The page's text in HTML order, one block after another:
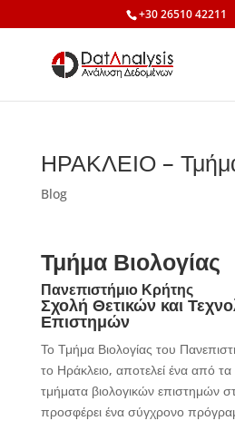
+30 26510 42211
ΗΡΑΚΛΕΙΟ –
Blog
Τμήμα Βιολογίας
Πανεπιστήμιο Κρήτης
Σχολή Θετικών και
Επιστημών
Το Τμήμα Βιολογίας του
το Ηράκλειο, αποτελεί ένα από τα
τμήματα βιολογικών επιστημών
προσφέρει ένα σύγχρονο